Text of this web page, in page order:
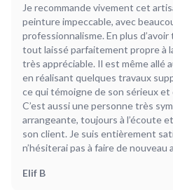
Je recommande vivement cet
peinture impeccable, avec
professionnalisme. En plus
tout laissé parfaitement propre à
très appréciable. Il est même allé
en réalisant quelques travaux
ce qui témoigne de son sérieux et
C’est aussi une personne très
arrangeante, toujours à l’écoute
son client. Je suis entièrement
n’hésiterai pas à faire de nouveau
Elif B